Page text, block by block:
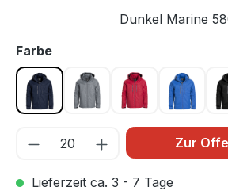
Dunkel Marine
Farbeauswählen
Dunkel Marine 580
Grau 90 Rot 35
Zur
Lieferzeit ca. 3 - 7 Tage